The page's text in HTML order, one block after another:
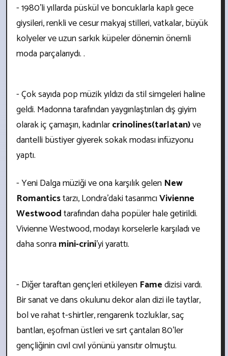
- 1980'li yıllarda püskül ve boncuklarla kaplı gece
giysileri, renkli ve cesur makyaj stilleri, vatkalar, büyük
kolyeler ve uzun sarkık küpeler dönemin önemli
moda parçalarıydı. .
- Çok sayıda pop müzik yıldızı da stil simgeleri haline
geldi. Madonna tarafından yaygınlaştırılan dış giyim
olarak iç çamaşırı, kadınlarcrinolines(tarlatan)ve
dantelli büstiyer giyerek sokak modası infüzyonu
yaptı.
- Yeni Dalga müziği ve ona karşılık gelen New
Romanticstarzı, Londra'daki tasarımcıVivienne
Westwoodtarafından daha popüler hale getirildi.
Vivienne Westwood, modayı korselerle karşıladı ve
daha sonramini-crini'yi yarattı.
- Diğer taraftan gençleri etkileyen Famedizisi vardı.
Bir sanat ve dans okulunu dekor alan dizi ile taytlar,
bol ve rahat t-shirtler, rengarenk tozluklar, saç
bantları, eşofman üstleri ve sırt çantaları 80’ler
gençliğinin cıvıl cıvıl yönünü yansıtır olmuştu.